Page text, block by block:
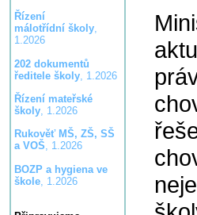
Řízení
málotřídní školy,
1.2026
202 dokumentů
ředitele školy, 1.2026
Řízení mateřské
školy, 1.2026
Rukověť MŠ, ZŠ, SŠ
a VOŠ, 1.2026
BOZP a hygiena ve
škole, 1.2026